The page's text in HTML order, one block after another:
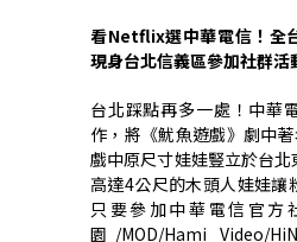
看Netflix選中華電信！全
現身台北信義區參加社群活
台北踩點再多一處！中華
作，將《魷魚遊戲》劇中
戲中原尺寸娃娃豎立於台北
高達4公尺的木頭人娃娃讓
只要參加中華電信官方
園 /MOD/Hami Video/